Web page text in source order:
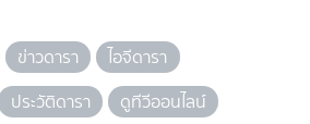
ข่าวดารา
ไอจีดารา
ประวัติดารา
ดูทีวีออนไลน์